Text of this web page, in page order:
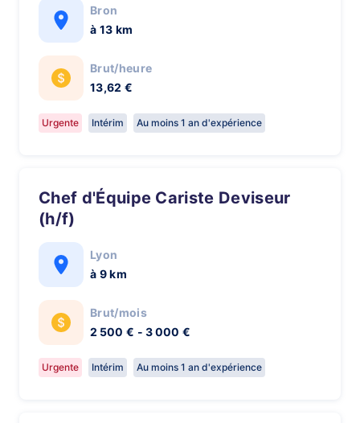
Bron
à 13 km
Brut/heure
13,62 €
Urgente Intérim Au moins 1 an d'expérience
Chef d'Équipe Cariste Deviseur
(h/f)
Lyon
à 9 km
Brut/mois
2 500 € - 3 000 €
Urgente Intérim Au moins 1 an d'expérience